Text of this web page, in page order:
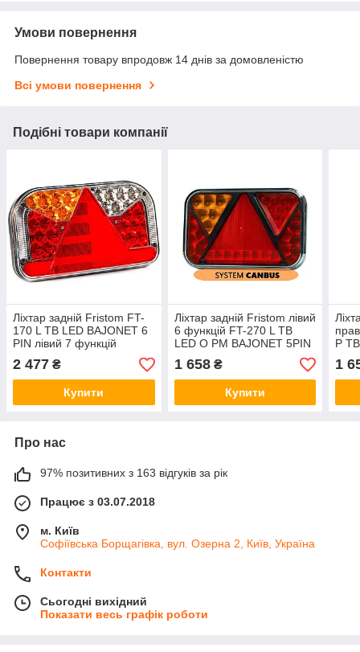
Умови повернення
Повернення товару впродовж 14 днів за домовленістю
Всі умови повернення
Подібні товари компанії
Ліхтар задній Fristom FT-
170 L TB LED BAJONET 6
PIN лівий 7 функцій
2 477 ₴
Купити
Ліхтар задній Fristom лівий
6 функцій FT-270 L TB
LED O PM BAJONET 5PIN
1 658₴
Купити
P
1
Про нас
97% позитивних з 163 відгуків за рік
Працює з 03.07.2018
м. Київ
Софіївська Борщагівка, вул. Озерна 2, Київ, Україна
Контакти
Сьогодні вихідний
Показати весь графік роботи